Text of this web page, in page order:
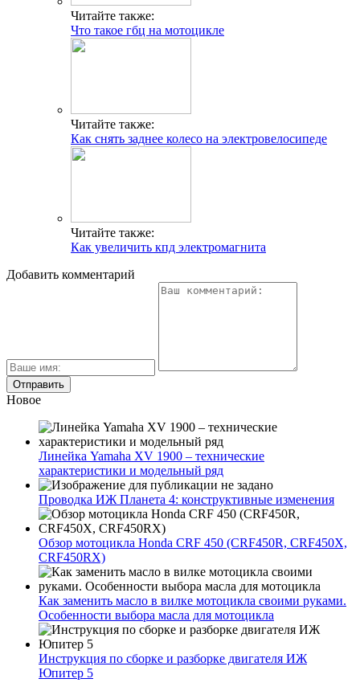
Читайте также:
Что такое гбц на мотоцикле
Читайте также:
Как снять заднее колесо на электровелосипеде
Читайте также:
Как увеличить кпд электромагнита
Добавить комментарий
Новое
Линейка Yamaha XV 1900 – технические
характеристики и модельный ряд
Проводка ИЖ Планета 4: конструктивные изменения
Обзор мотоцикла Honda CRF 450 (CRF450R, CRF450X,
CRF450RX)
Как заменить масло в вилке мотоцикла своими руками.
Особенности выбора масла для мотоцикла
Инструкция по сборке и разборке двигателя ИЖ
Юпитер 5